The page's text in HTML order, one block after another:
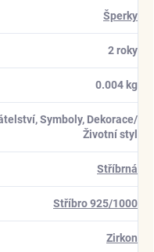
Šperky
2 roky
0.004 kg
Symboly, Dekorace/
Životní styl
Stříbrná
Stříbro 925/1000
Zirkon